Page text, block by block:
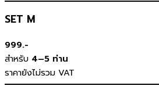
SET M
999.-
สำหรับ 4–5 ท่าน
ราคายังไม่รวม VAT